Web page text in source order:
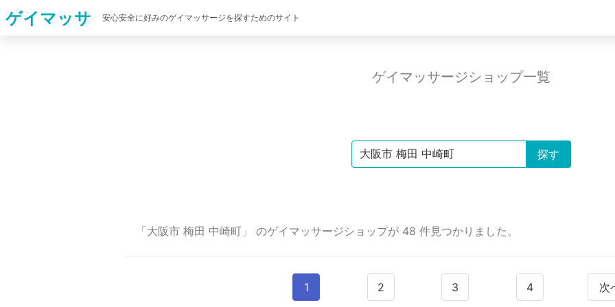
ゲイマッサ 安心安全に好みのゲイマッサージを探すためのサイト
ゲイマッサージショップ一覧
「大阪市 梅田 中崎町」 のゲイマッサージショップが 48 件見つかりました。
1 2 3 4 次